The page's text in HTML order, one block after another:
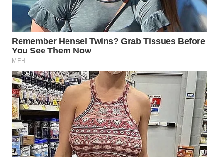
WAHANA
NEWS
WAHANA
TANI
WAHANA
ADVOKAT
WAHANA
INFRASTRUKTUR
WAHANA